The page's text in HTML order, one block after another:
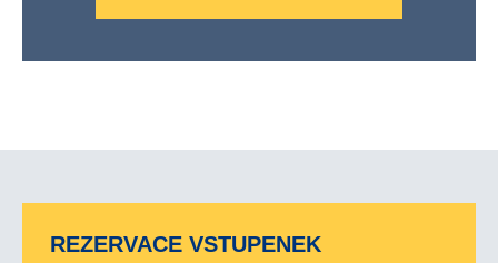
REZERVACE VSTUPENEK